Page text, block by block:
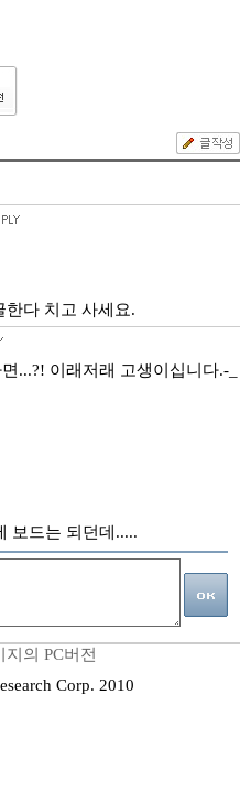
한다 치고 사세요.
...?! 이래저래 고생이십니다.-_
보드는 되던데.....
지의 PC버전
Corp. 2010